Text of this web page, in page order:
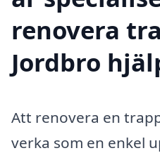
renovera
Jordbro
Att renovera en
verka som en enkel